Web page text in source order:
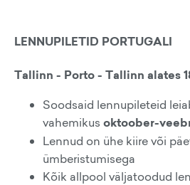
LENNUPILETID PORTUGALI
Tallinn - Porto - Tallinn alates
Soodsaid lennupileteid
vahemikus oktoober-
Lennud on ühe kiire või
ümberistumisega
Kõik allpool väljatoodud